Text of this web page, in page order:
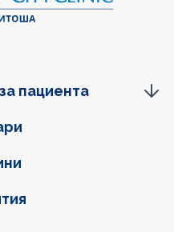
пациента